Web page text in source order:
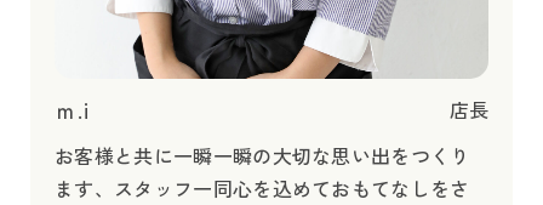
ｍ.i
店長
お客様と共に一瞬一瞬の大切な思い出をつくり
ます、スタッフ一同心を込めておもてなしをさ